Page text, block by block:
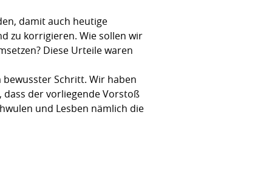
damit auch heutige
zu korrigieren. Wie sollen wir
Diese Urteile waren
Schritt. Wir haben
dass der vorliegende Vorstoß
und Lesben nämlich die